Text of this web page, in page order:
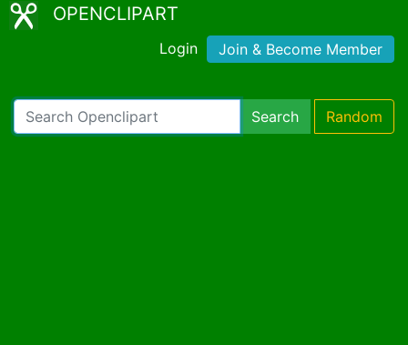
OPENCLIPART
Login Join & Become Member
Search Random